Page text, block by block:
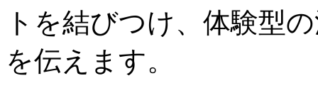
トを結びつけ、体験型
を伝えます。